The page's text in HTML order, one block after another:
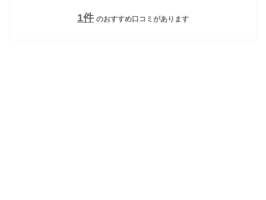
1件 のおすすめ口コミがあります